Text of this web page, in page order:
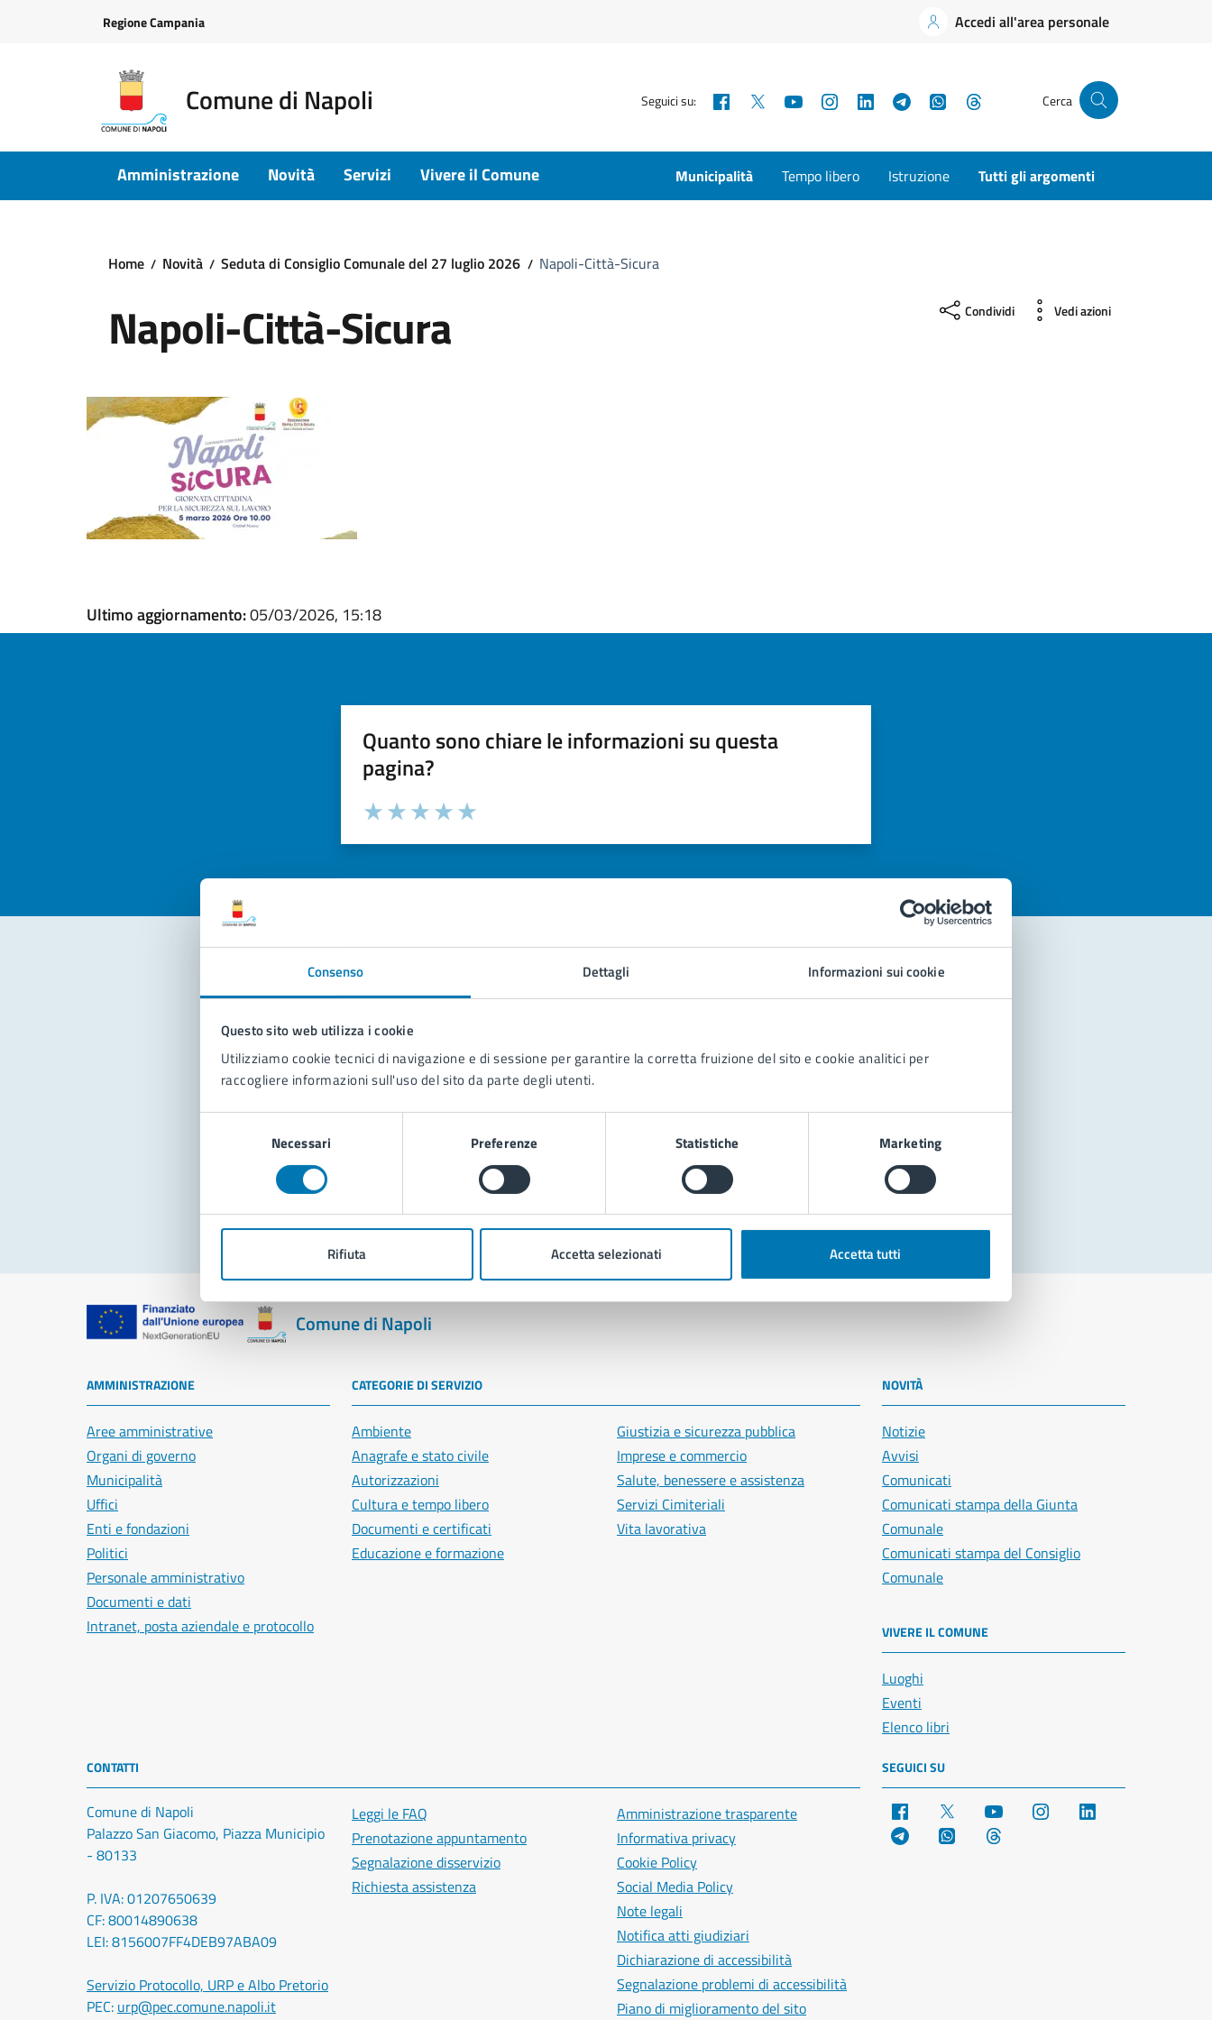
Consenso Dettagli Informazioni sui cookie
Questo sito web utilizza i cookie
Utilizziamo cookie tecnici di navigazione e di sessione per garantire la corretta fruizione del sito e cookie analitici per
raccogliere informazioni sull'uso del sito da parte degli utenti.
Necessari Preferenze Statistiche Marketing
Rifiuta Accetta selezionati Accetta tutti
Regione Campania Accedi all'area personale
Comune di Napoli Seguici su: Facebook YouTubeInstagramLinkedInTelegramWhatsApp Cerca
Amministrazione Novità Servizi Vivere il Comune Municipalità Tempo libero Istruzione Tutti gli argomenti
Home Novità Seduta di Consiglio Comunale del 27 luglio 2026 Napoli-Città-Sicura
Napoli-Città-Sicura Condividi Vedi azioni
Ultimo aggiornamento:05/03/2026, 15:18
Quanto sono chiare le informazioni su questa
pagina?
Valuta la chiarezza delle informazioni (da 1 a 5 stelle)
Seleziona il numero di stelle per valutare la chiarezza delle informazioni
Contatta il comune
Leggi le domande frequenti
Richiedi assistenza
Prenota appuntamento
Problemi in città
Segnala disservizio
Comune di Napoli
AMMINISTRAZIONE
Aree amministrative
Organi di governo
Municipalità
Uffici
Enti e fondazioni
Politici
Personale amministrativo
Documenti e dati
Intranet, posta aziendale e protocollo
CATEGORIE DI SERVIZIO
Ambiente
Anagrafe e stato civile
Autorizzazioni
Cultura e tempo libero
Documenti e certificati
Educazione e formazione
Giustizia e sicurezza pubblica
Imprese e commercio
Salute, benessere e assistenza
Servizi Cimiteriali
Vita lavorativa
NOVITÀ
Notizie
Avvisi
Comunicati
Comunicati stampa della Giunta
Comunale
Comunicati stampa del Consiglio
Comunale
VIVERE IL COMUNE
Luoghi
Eventi
Elenco libri
CONTATTI
Comune di Napoli
Palazzo San Giacomo, Piazza Municipio
- 80133
P. IVA: 01207650639
CF: 80014890638
LEI: 8156007FF4DEB97ABA09
Servizio Protocollo, URP e Albo Pretorio
PEC: urp@pec.comune.napoli.it
Leggi le FAQ
Prenotazione appuntamento
Segnalazione disservizio
Richiesta assistenza
Amministrazione trasparente
Informativa privacy
Cookie Policy
Social Media Policy
Note legali
Notifica atti giudiziari
Dichiarazione di accessibilità
Segnalazione problemi di accessibilità
Piano di miglioramento del sito
SEGUICI SU
Facebook YouTube Instagram
Telegram WhatsApp